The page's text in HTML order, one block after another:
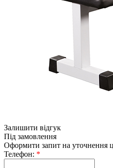
Залишити відгук
Під замовлення
Оформити запит на уточнення
Телефон: *